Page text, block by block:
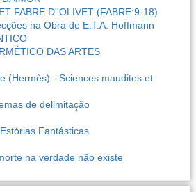
FABRE D''OLIVET (FABRE:9-18)
na Obra de E.T.A. Hoffmann
DAS ARTES
(Hermès) - Sciences maudites et
de delimitação
Fantásticas
na verdade não existe